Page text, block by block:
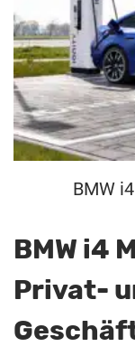
BMW
BMW i4
Privat-